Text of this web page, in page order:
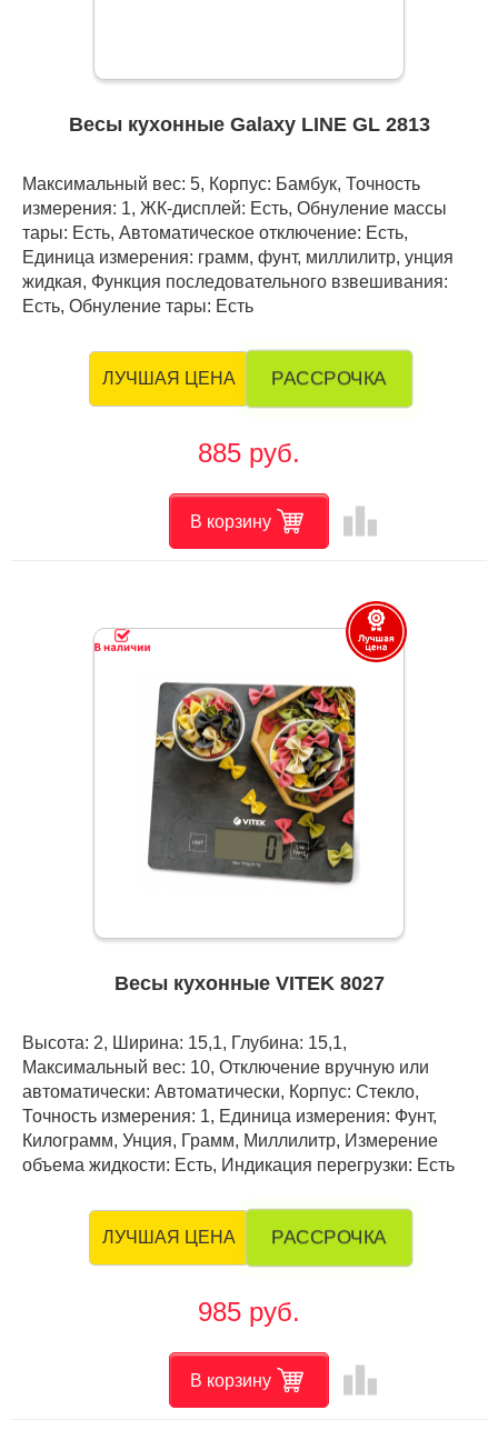
Весы кухонные Galaxy LINE GL 2813
Максимальный вес: 5, Корпус: Бамбук, Точность
измерения: 1, ЖК-дисплей: Есть, Обнуление массы
тары: Есть, Автоматическое отключение: Есть,
Единица измерения: грамм, фунт, миллилитр, унция
жидкая, Функция последовательного взвешивания:
Есть, Обнуление тары: Есть
ЛУЧШАЯ ЦЕНА РАССРОЧКА
885 руб.
В корзину leaderboard
Весы кухонные VITEK 8027
Высота: 2, Ширина: 15,1, Глубина: 15,1,
Максимальный вес: 10, Отключение вручную или
автоматически: Автоматически, Корпус: Стекло,
Точность измерения: 1, Единица измерения: Фунт,
Килограмм, Унция, Грамм, Миллилитр, Измерение
объема жидкости: Есть, Индикация перегрузки: Есть
ЛУЧШАЯ ЦЕНА РАССРОЧКА
985 руб.
В корзину leaderboard